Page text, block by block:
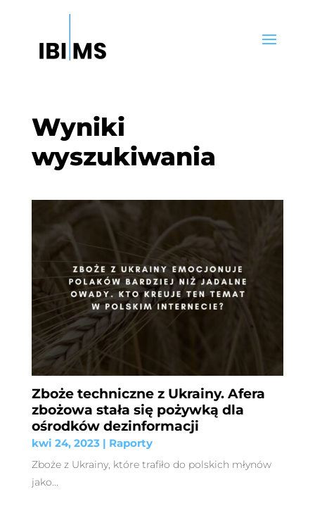
Wyniki
wyszukiwania
Zboże techniczne z Ukrainy. Afera
zbożowa stała się pożywką dla
ośrodków dezinformacji
kwi 24, 2023| Raporty
Zboże z Ukrainy, które trafiło do polskich młynów
jako...